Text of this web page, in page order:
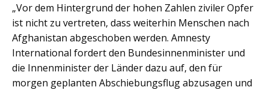
„Vor dem Hintergrund der hohen Zahlen ziviler Opfer
ist nicht zu vertreten, dass weiterhin Menschen nach
Afghanistan abgeschoben werden. Amnesty
International fordert den Bundesinnenminister und
die Innenminister der Länder dazu auf, den für
morgen geplanten Abschiebungsflug abzusagen und